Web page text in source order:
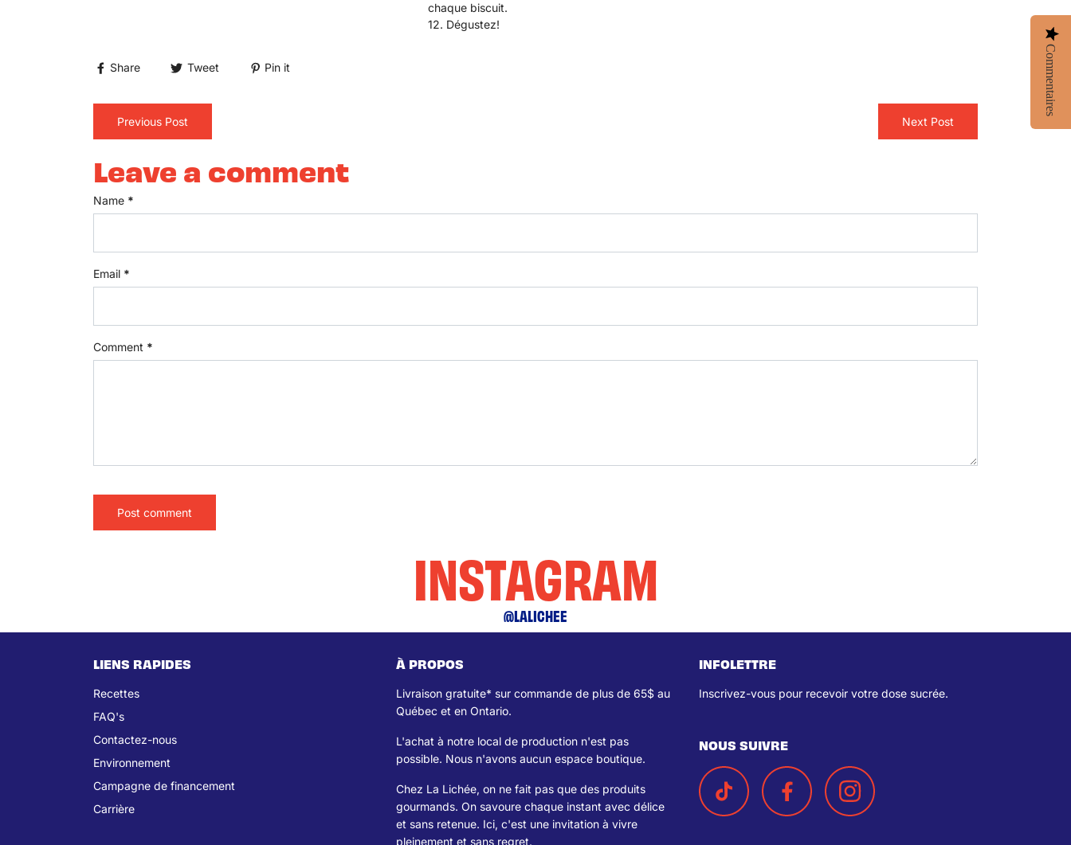
chaque biscuit.
Dégustez!
Share Tweet Pin it
Previous Post Next Post
Leave a comment
Name *
Email *
Comment *
INSTAGRAM
@LALICHEE
LIENS RAPIDES
Recettes
FAQ's
Contactez-nous
Environnement
Campagne de financement
Carrière
À PROPOS
Livraison gratuite* sur commande de plus de 65$ au
Québec et en Ontario.
L'achat à notre local de production n'est pas
possible. Nous n'avons aucun espace boutique.
Chez La Lichée, on ne fait pas que des produits
gourmands. On savoure chaque instant avec délice
et sans retenue. Ici, c'est une invitation à vivre
pleinement et sans regret.
INFOLETTRE
Inscrivez-vous pour recevoir votre dose sucrée.
NOUS SUIVRE
Commentaires